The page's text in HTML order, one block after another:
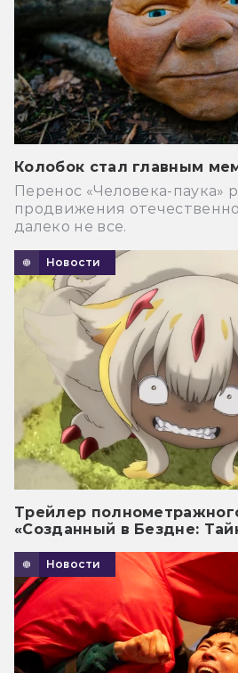
Колобок стал главным
Перенос «Человека-паука»
продвижения
далеко не все.
Новости
Трейлер
«Созданный в Бездне:
Новости